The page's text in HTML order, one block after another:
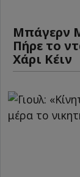
Μπάγερν
Πήρε το
Χάρι Κέιν